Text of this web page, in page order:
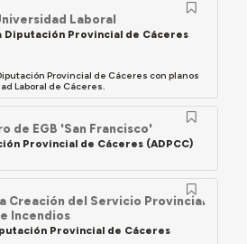
Laboral
Diputación Provincial de Cáceres
Provincial de Cáceres con planos
Laboral de Cáceres.
de EGB 'San Francisco'
Provincial de Cáceres (ADPCC)
Creación del Servicio Provincial
Incendios
Provincial de Cáceres